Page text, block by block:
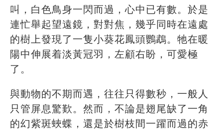
叫，白色鳥身一閃而過，心中已有數。於是
連忙舉起望遠鏡，對對焦，幾乎同時在遠處
的樹上發現了一隻小葵花鳳頭鸚鵡。牠在暖
陽中伸展着淡黃冠羽，左顧右盼，可愛極
了。
與動物的不期而遇，往往只得數秒，一般人
只管屏息驚歎。然而，不論是翅尾缺了一角
的幻紫斑蛺蝶，還是於樹枝間一躍而過的赤